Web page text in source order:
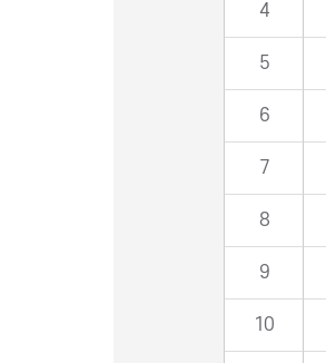
4
5
6
7
8
9
10